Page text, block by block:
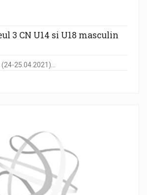
3 CN U14 si U18 masculin
25.04.2021)...